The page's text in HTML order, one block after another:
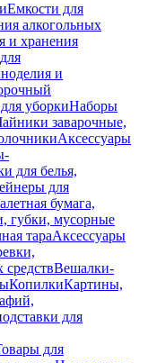
Емкости для
алкогольных
и хранения
и
уборкиНаборы
заварочные,
Аксессуары
для белья,
для
бумага,
губки, мусорные
тараАксессуары
Вешалки-
КопилкиКартины,
для
для